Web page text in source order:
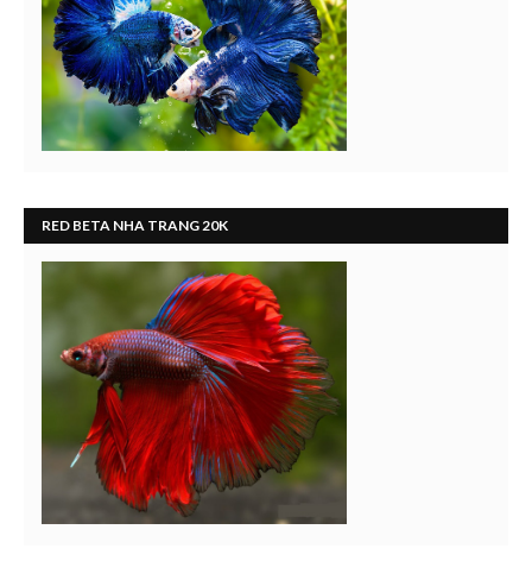
RED BETA NHA TRANG 20K